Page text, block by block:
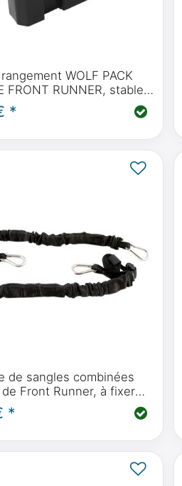
WOLF PACK
FRONT RUNNER, stable,
étanche à la poussière et
*
de sangles combinées
Front Runner, à fixer
du siège ou sur les
toit.
*